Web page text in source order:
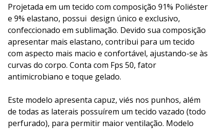
Projetada em um tecido com composição 91% Poliéster
e 9% elastano, possui design único e exclusivo,
confeccionado em sublimação. Devido sua composição
apresentar mais elastano, contribui para um tecido
com aspecto mais macio e confortável, ajustando-se às
curvas do corpo. Conta com Fps 50, fator
antimicrobiano e toque gelado.
Este modelo apresenta capuz, viés nos punhos, além
de todas as laterais possuírem um tecido vazado (todo
perfurado), para permitir maior ventilação. Modelo